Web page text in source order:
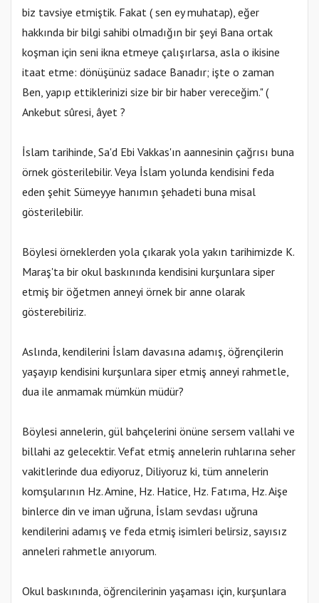
biz tavsiye etmiştik. Fakat ( sen ey muhatap), eğer
hakkında bir bilgi sahibi olmadığın bir şeyi Bana ortak
koşman için seni ikna etmeye çalışırlarsa, asla o ikisine
itaat etme: dönüşünüz sadace Banadır; işte o zaman
Ben, yapıp ettiklerinizi size bir bir haber vereceğim." (
Ankebut sûresi, âyet ?
İslam tarihinde, Sa'd Ebi Vakkas'ın aannesinin çağrısı buna
örnek gösterilebilir. Veya İslam yolunda kendisini feda
eden şehit Sümeyye hanımın şehadeti buna misal
gösterilebilir.
Böylesi örneklerden yola çıkarak yola yakın tarihimizde K.
Maraş'ta bir okul baskınında kendisini kurşunlara siper
etmiş bir öğetmen anneyi örnek bir anne olarak
gösterebiliriz.
Aslında, kendilerini İslam davasına adamış, öğrençilerin
yaşayıp kendisini kurşunlara siper etmiş anneyi rahmetle,
dua ile anmamak mümkün müdür?
Böylesi annelerin, gül bahçelerini önüne sersem vallahi ve
billahi az gelecektir. Vefat etmiş annelerin ruhlarına seher
vakitlerinde dua ediyoruz, Diliyoruz ki, tüm annelerin
komşularının Hz. Amine, Hz. Hatice, Hz. Fatıma, Hz. Aişe
binlerce din ve iman uğruna, İslam sevdası uğruna
kendilerini adamış ve feda etmiş isimleri belirsiz, sayısız
anneleri rahmetle anıyorum.
Okul baskınında, öğrencilerinin yaşaması için, kurşunlara